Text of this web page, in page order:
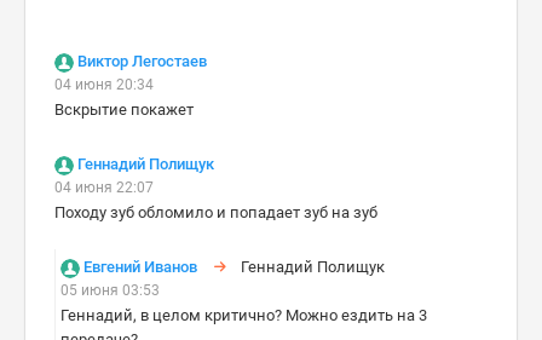
Виктор Легостаев
04 июня 20:34
Вскрытие покажет
Геннадий Полищук
04 июня 22:07
Походу зуб обломило и попадает зуб на зуб
Евгений Иванов Геннадий Полищук
05 июня 03:53
Геннадий, в целом критично? Можно ездить на 3